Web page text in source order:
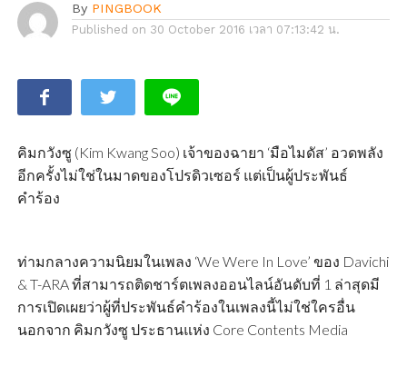
By PINGBOOK
Published on 30 October 2016 เวลา 07:13:42 น.
คิมกวังซู (Kim Kwang Soo) เจ้าของฉายา ‘มือไมดัส’ อวดพลัง
อีกครั้งไม่ใช่ในมาดของโปรดิวเซอร์ แต่เป็นผู้ประพันธ์
คำร้อง
ท่ามกลางความนิยมในเพลง ‘We Were In Love’ ของ Davichi
& T-ARA ที่สามารถติดชาร์ตเพลงออนไลน์อันดับที่ 1 ล่าสุดมี
การเปิดเผยว่าผู้ที่ประพันธ์คำร้องในเพลงนี้ไม่ใช่ใครอื่น
นอกจาก คิมกวังซู ประธานแห่ง Core Contents Media